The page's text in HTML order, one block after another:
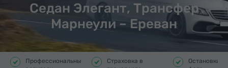
Седан Элегант, Трансфер
Марнеули – Ереван
Профессиональные
Страховка в
Остановки